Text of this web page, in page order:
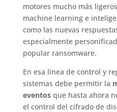
motores mucho más
machine learning e
como las nuevas
especialmente
popular ransomware.
En esa línea de control y
sistemas debe permitir la
eventosque hasta ahora
el control del cifrado de